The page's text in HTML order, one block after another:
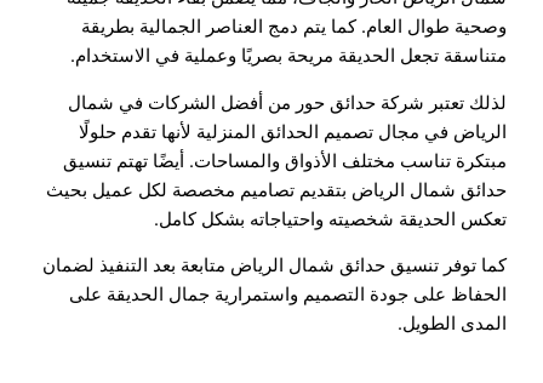
وصحية طوال العام. كما يتم دمج العناصر الجمالية بطريقة
متناسقة تجعل الحديقة مريحة بصريًا وعملية في الاستخدام.
لذلك تعتبر شركة حدائق حور من أفضل الشركات في شمال
الرياض في مجال تصميم الحدائق المنزلية لأنها تقدم حلولًا
مبتكرة تناسب مختلف الأذواق والمساحات. أيضًا تهتم تنسيق
حدائق شمال الرياض بتقديم تصاميم مخصصة لكل عميل بحيث
تعكس الحديقة شخصيته واحتياجاته بشكل كامل.
كما توفر تنسيق حدائق شمال الرياض متابعة بعد التنفيذ لضمان
الحفاظ على جودة التصميم واستمرارية جمال الحديقة على
المدى الطويل.